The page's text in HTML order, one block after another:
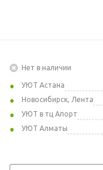
Нет в наличии
УЮТ Астана
Новосибирск, Лента
УЮТ в тц Апорт
УЮТ Алматы